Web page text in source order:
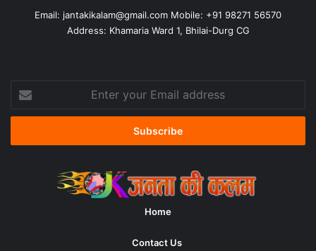
Email: jantakikalam@gmail.com Mobile: +91 98271 56570
Address: Khamaria Ward 1, Bhilai-Durg CG
your
Email
Home
Contact Us